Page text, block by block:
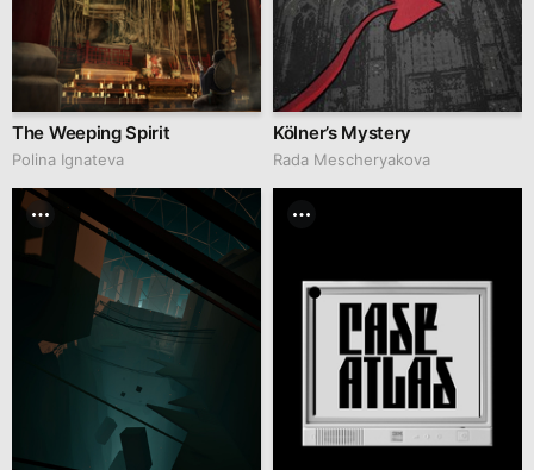
The Weeping Spirit
Polina Ignateva
Kölner’s Mystery
Rada Mescheryakova